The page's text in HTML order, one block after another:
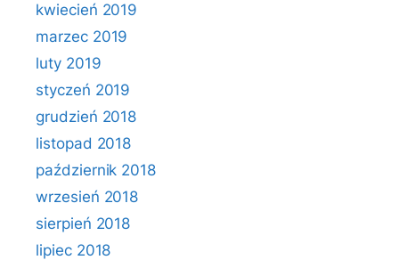
kwiecień 2019
marzec 2019
luty 2019
styczeń 2019
grudzień 2018
listopad 2018
październik 2018
wrzesień 2018
sierpień 2018
lipiec 2018